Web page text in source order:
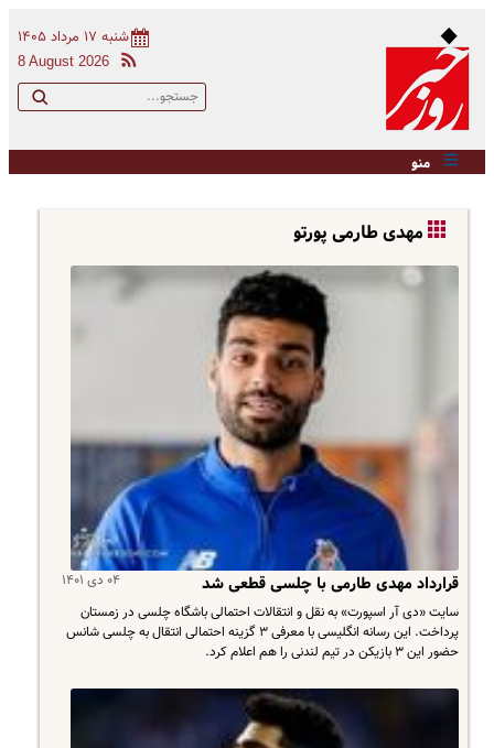
شنبه ۱۷ مرداد ۱۴۰۵
8 August 2026
منو
مهدی طارمی پورتو
۰۴ دی ۱۴۰۱ قرارداد مهدی طارمی با چلسی قطعی شد
سایت «دی آر اسپورت» به نقل و انتقالات احتمالی باشگاه چلسی در زمستان
پرداخت. این رسانه انگلیسی با معرفی ۳ گزینه احتمالی انتقال به چلسی شانس
حضور این ۳ بازیکن در تیم لندنی را هم اعلام کرد.